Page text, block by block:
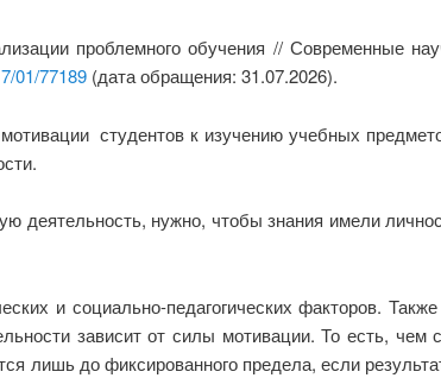
проблемного обучения // Современные
01/77189(дата обращения: 31.07.2026).
студентов к изучению учебных
деятельность, нужно, чтобы знания имели
и социально-педагогических факторов.
зависит от силы мотивации. То есть, чем
лишь до фиксированного предела, если